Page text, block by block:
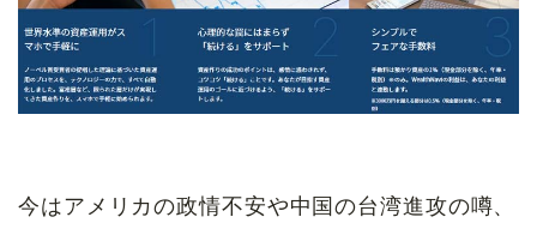
今はアメリカの政情不安や中国の台湾進攻の噂、